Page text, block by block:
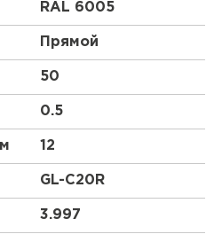
коттеджного
RAL 6005
Прямой
50
0.5
12
GL-С20R
3.997